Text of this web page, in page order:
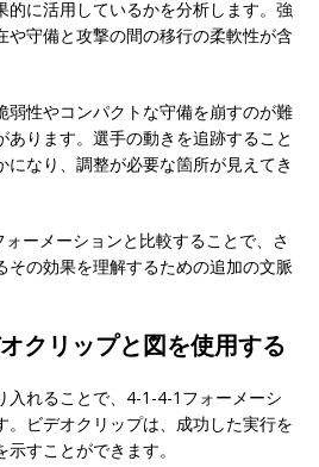
的に活用しているかを分析します。強
や守備と攻撃の間の移行の柔軟性が含
弱性やコンパクトな守備を崩すのが難
あります。選手の動きを追跡すること
になり、調整が必要な箇所が見えてき
ーメーションと比較することで、さ
その効果を理解するための追加の文脈
クリップと図を使用する
入れることで、4-1-4-1フォーメーシ
。ビデオクリップは、成功した実行を
すことができます。